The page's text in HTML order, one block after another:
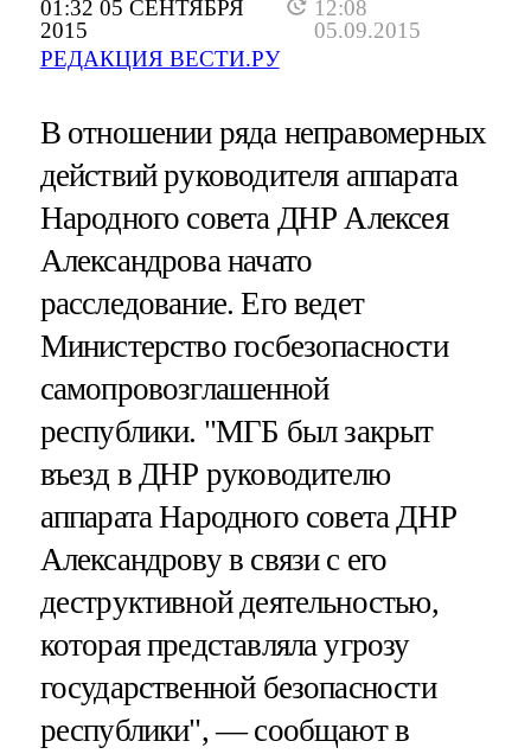
01:32 05 СЕНТЯБРЯ
2015
12:08
05.09.2015
РЕДАКЦИЯ ВЕСТИ.РУ
В отношении ряда неправомерных
действий руководителя аппарата
Народного совета ДНР Алексея
Александрова начато
расследование. Его ведет
Министерство госбезопасности
самопровозглашенной
республики. "МГБ был закрыт
въезд в ДНР руководителю
аппарата Народного совета ДНР
Александрову в связи с его
деструктивной деятельностью,
которая представляла угрозу
государственной безопасности
республики", — сообщают в